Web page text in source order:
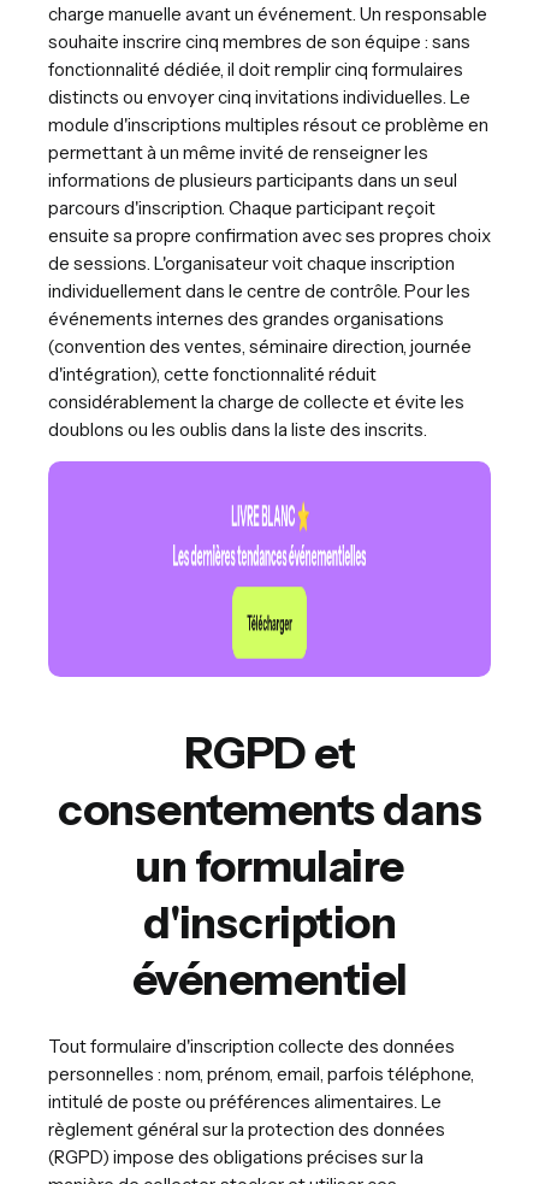
charge manuelle avant un événement. Un responsable
souhaite inscrire cinq membres de son équipe : sans
fonctionnalité dédiée, il doit remplir cinq formulaires
distincts ou envoyer cinq invitations individuelles. Le
module d'inscriptions multiples résout ce problème en
permettant à un même invité de renseigner les
informations de plusieurs participants dans un seul
parcours d'inscription. Chaque participant reçoit
ensuite sa propre confirmation avec ses propres choix
de sessions. L'organisateur voit chaque inscription
individuellement dans le centre de contrôle. Pour les
événements internes des grandes organisations
(convention des ventes, séminaire direction, journée
d'intégration), cette fonctionnalité réduit
considérablement la charge de collecte et évite les
doublons ou les oublis dans la liste des inscrits.
RGPD et
consentements dans
un formulaire
d'inscription
événementiel
Tout formulaire d'inscription collecte des données
personnelles : nom, prénom, email, parfois téléphone,
intitulé de poste ou préférences alimentaires. Le
règlement général sur la protection des données
(RGPD) impose des obligations précises sur la